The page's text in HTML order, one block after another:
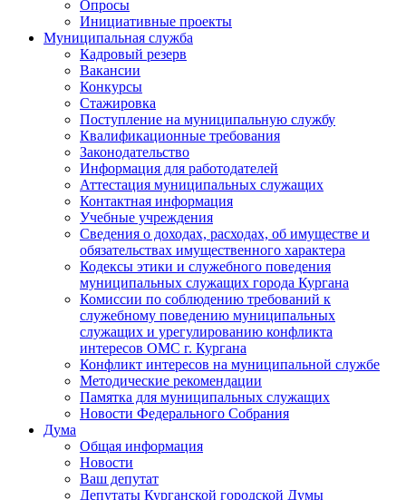
Опросы
Инициативные проекты
Муниципальная служба
Кадровый резерв
Вакансии
Конкурсы
Стажировка
Поступление на муниципальную службу
Квалификационные требования
Законодательство
Информация для работодателей
Аттестация муниципальных служащих
Контактная информация
Учебные учреждения
Сведения о доходах, расходах, об имуществе и
обязательствах имущественного характера
Кодексы этики и служебного поведения
муниципальных служащих города Кургана
Комиссии по соблюдению требований к
служебному поведению муниципальных
служащих и урегулированию конфликта
интересов ОМС г. Кургана
Конфликт интересов на муниципальной службе
Методические рекомендации
Памятка для муниципальных служащих
Новости Федерального Cобрания
Дума
Общая информация
Новости
Ваш депутат
Депутаты Курганской городской Думы